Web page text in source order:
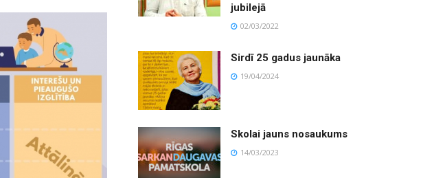
jubilejā
02/03/2022
Sirdī 25 gadus jaunāka
19/04/2024
Skolai jauns nosaukums
14/03/2023